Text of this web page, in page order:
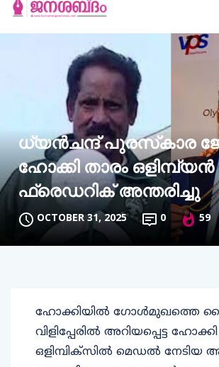
ധ്യന്‍ചന്ദ് പുരസ്‌കാര
ഹോക്കി താരം
ഫ്രെഡറിക് അന്തരിച്ചു
OCTOBER 31, 2025 0 59
ഹോക്കിയില്‍ ഗോള്‍മുഖത്തെ
വിളിപ്പേരില്‍ അറിയപ്പെട്ട
ഒളിമ്പിക്‌സില്‍ മെഡല്‍ നേടിയ